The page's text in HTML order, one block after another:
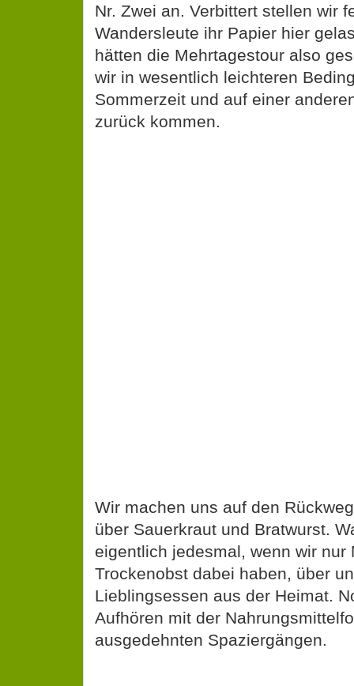
Nr. Zwei an. Verbittert stellen wir
Wandersleute ihr Papier hier
hätten die Mehrtagestour also
wir in wesentlich leichteren
Sommerzeit und auf einer
zurück kommen.
Wir machen uns auf den
über Sauerkraut und Bratwurst.
eigentlich jedesmal, wenn wir nur
Trockenobst dabei haben, über
Lieblingsessen aus der Heimat.
Aufhören mit der
ausgedehnten Spaziergängen.